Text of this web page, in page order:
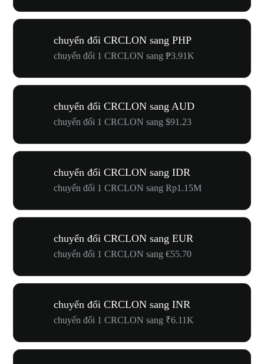
chuyển đổi CRCLON sang PHP
chuyển đổi 1 CRCLON sang ₱3.91K
chuyển đổi CRCLON sang AUD
chuyển đổi 1 CRCLON sang $91.23
chuyển đổi CRCLON sang IDR
chuyển đổi 1 CRCLON sang Rp1.15M
chuyển đổi CRCLON sang EUR
chuyển đổi 1 CRCLON sang €55.70
chuyển đổi CRCLON sang INR
chuyển đổi 1 CRCLON sang ₹6.11K